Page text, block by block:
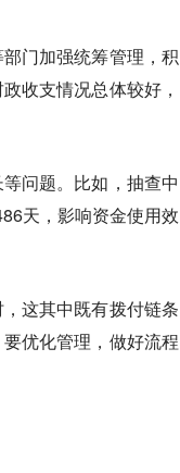
门加强统筹管理，积
收支情况总体较好，
问题。比如，抽查中
天，影响资金使用效
这其中既有拨付链条
优化管理，做好流程